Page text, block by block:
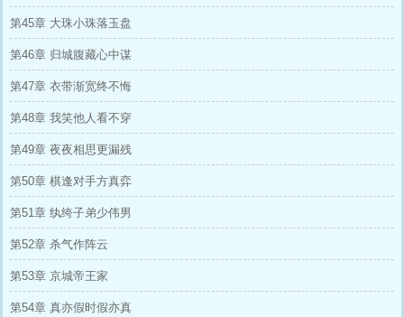
第45章 大珠小珠落玉盘
第46章 归城腹藏心中谋
第47章 衣带渐宽终不悔
第48章 我笑他人看不穿
第49章 夜夜相思更漏残
第50章 棋逢对手方真弈
第51章 纨绔子弟少伟男
第52章 杀气作阵云
第53章 京城帝王家
第54章 真亦假时假亦真